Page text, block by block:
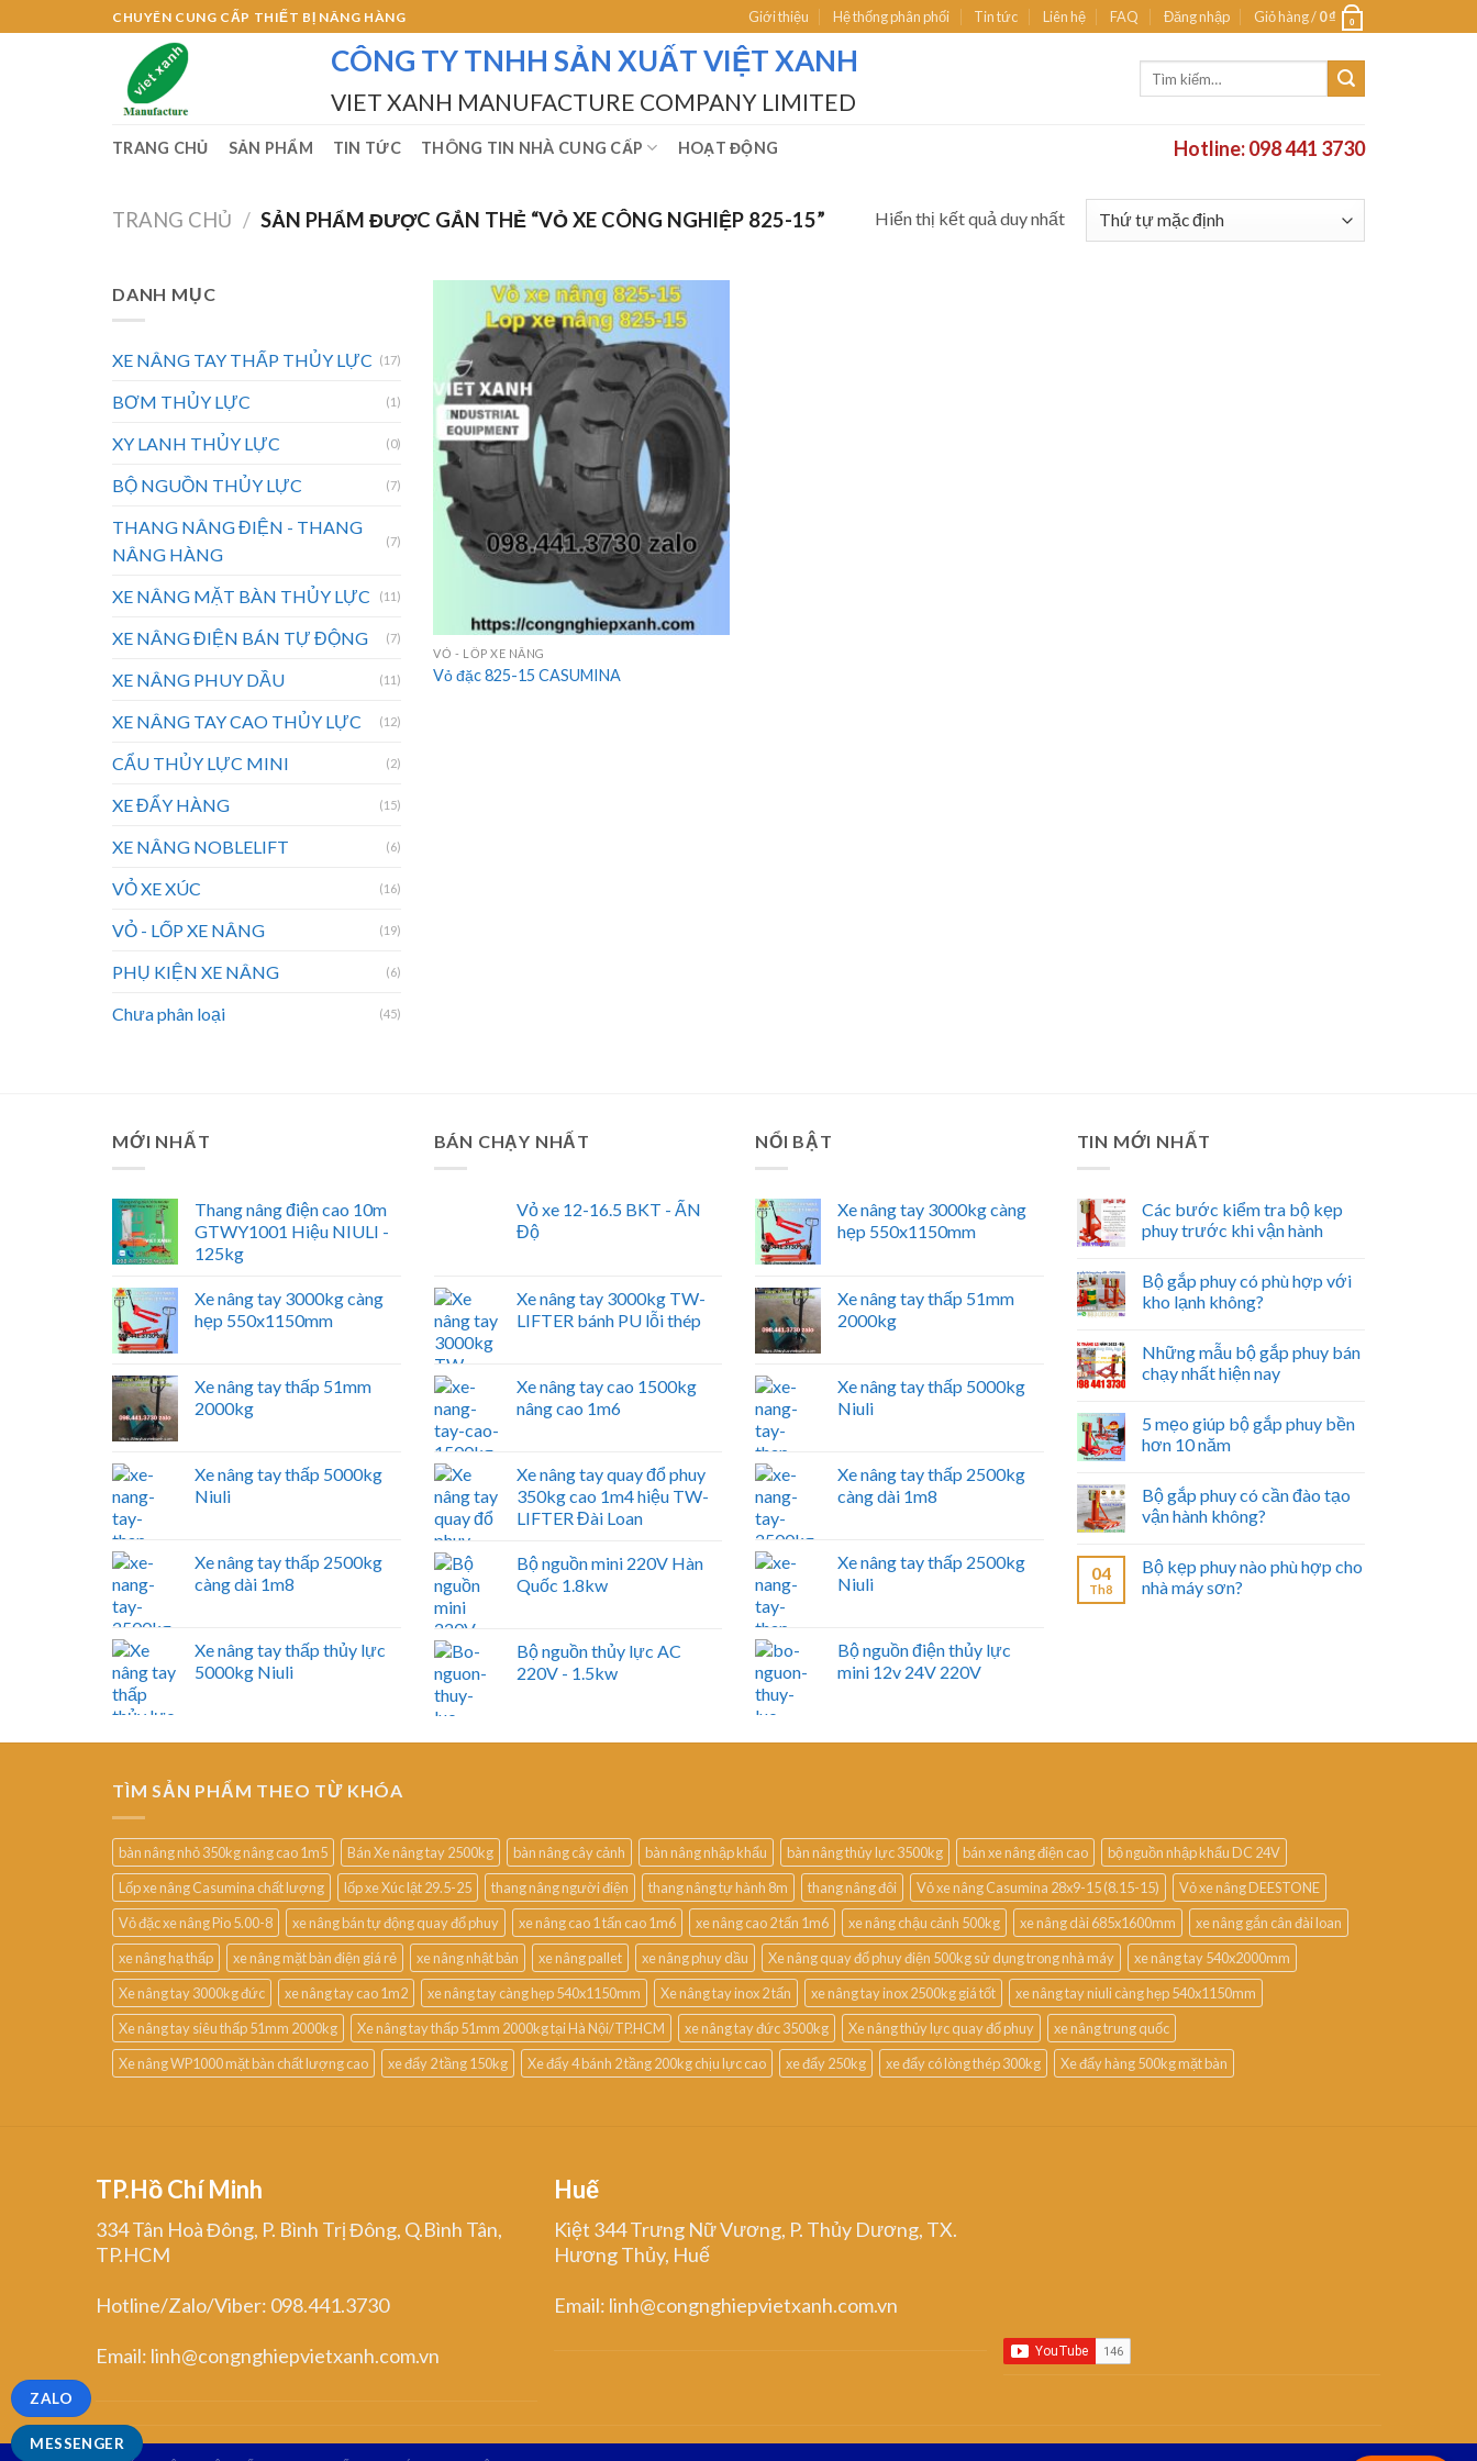
to
CHUYÊN CUNG CẤP THIẾT BỊ NÂNG HÀNG Giới thiệu Hệ thống phân phối Tin tức Liên hệ FAQ Đăng nhập Giỏ hàng /0₫ 0
CÔNG TY TNHH SẢN XUẤT VIỆT XANH
VIET XANH MANUFACTURE COMPANY LIMITED
TRANG CHỦ SẢN PHẨM TIN TỨC THÔNG TIN NHÀ CUNG CẤP HOẠT ĐỘNG Hotline: 098 441 3730
TRANG CHỦ / SẢN PHẨM ĐƯỢC GẮN THẺ “VỎ XE CÔNG NGHIỆP 825-15” Hiển thị kết quả duy nhất
DANH MỤC
XE NÂNG TAY THẤP THỦY LỰC (17)
BƠM THỦY LỰC (1)
XY LANH THỦY LỰC (0)
BỘ NGUỒN THỦY LỰC (7)
THANG NÂNG ĐIỆN - THANG
NÂNG HÀNG
(7)
XE NÂNG MẶT BÀN THỦY LỰC (11)
XE NÂNG ĐIỆN BÁN TỰ ĐỘNG (7)
XE NÂNG PHUY DẦU (11)
XE NÂNG TAY CAO THỦY LỰC (12)
CẨU THỦY LỰC MINI (2)
XE ĐẨY HÀNG (15)
XE NÂNG NOBLELIFT (6)
VỎ XE XÚC (16)
VỎ - LỐP XE NÂNG (19)
PHỤ KIỆN XE NÂNG (6)
Chưa phân loại (45)
VỎ - LỐP XE NÂNG
Vỏ đặc 825-15 CASUMINA
MỚI NHẤT
Thang nâng điện cao 10m
GTWY1001 Hiệu NIULI -
125kg
Xe nâng tay 3000kg càng
hẹp 550x1150mm
Xe nâng tay thấp 51mm
2000kg
Xe nâng tay thấp 5000kg
Niuli
Xe nâng tay thấp 2500kg
càng dài 1m8
Xe nâng tay thấp thủy lực
5000kg Niuli
BÁN CHẠY NHẤT
Vỏ xe 12-16.5 BKT - ẤN
Độ
Xe nâng tay 3000kg TW-
LIFTER bánh PU lỗi thép
Xe nâng tay cao 1500kg
nâng cao 1m6
Xe nâng tay quay đổ phuy
350kg cao 1m4 hiệu TW-
LIFTER Đài Loan
Bộ nguồn mini 220V Hàn
Quốc 1.8kw
Bộ nguồn thủy lực AC
220V - 1.5kw
NỔI BẬT
Xe nâng tay 3000kg càng
hẹp 550x1150mm
Xe nâng tay thấp 51mm
2000kg
Xe nâng tay thấp 5000kg
Niuli
Xe nâng tay thấp 2500kg
càng dài 1m8
Xe nâng tay thấp 2500kg
Niuli
Bộ nguồn điện thủy lực
mini 12v 24V 220V
TIN MỚI NHẤT
Các bước kiểm tra bộ kẹp
phuy trước khi vận hành
Bộ gắp phuy có phù hợp với
kho lạnh không?
Những mẫu bộ gắp phuy bán
chạy nhất hiện nay
5 mẹo giúp bộ gắp phuy bền
hơn 10 năm
Bộ gắp phuy có cần đào tạo
vận hành không?
04
Th8
Bộ kẹp phuy nào phù hợp cho
nhà máy sơn?
TÌM SẢN PHẨM THEO TỪ KHÓA
bàn nâng nhỏ 350kg nâng cao 1m5 Bán Xe nâng tay 2500kg bàn nâng cây cảnh bàn nâng nhập khẩu bàn nâng thủy lực 3500kg bán xe nâng điện cao
bộ nguồn nhập khẩu DC 24V
Lốp xe nâng Casumina chất lượng
lốp xe Xúc lật 29.5-25 thang nâng người điện thang nâng tự hành 8m thang nâng đôi Vỏ xe nâng Casumina 28x9-15 (8.15-15)
Vỏ xe nâng DEESTONE
Vỏ đặc xe nâng Pio 5.00-8
xe nâng bán tự động quay đổ phuy xe nâng cao 1 tấn cao 1m6 xe nâng cao 2 tấn 1m6 xe nâng chậu cảnh 500kg xe nâng dài 685x1600mm
xe nâng gắn cân đài loan
xe nâng hạ thấp
xe nâng mặt bàn điện giá rẻ xe nâng nhật bản xe nâng pallet xe nâng phuy dầu Xe nâng quay đổ phuy điện 500kg sử dụng trong nhà máy
xe nâng tay 540x2000mm
Xe nâng tay 3000kg đức
xe nâng tay cao 1m2 xe nâng tay càng hẹp 540x1150mm Xe nâng tay inox 2 tấn xe nâng tay inox 2500kg giá tốt
xe nâng tay niuli càng hẹp 540x1150mm
Xe nâng tay siêu thấp 51mm 2000kg
Xe nâng tay thấp 51mm 2000kg tại Hà Nội/TP.HCM xe nâng tay đức 3500kg Xe nâng thủy lực quay đổ phuy
xe nâng trung quốc
Xe nâng WP1000 mặt bàn chất lượng cao
xe đẩy 2 tầng 150kg Xe đẩy 4 bánh 2 tầng 200kg chịu lực cao xe đẩy 250kg xe đẩy có lòng thép 300kg Xe đẩy hàng 500kg mặt bàn
TP.Hồ Chí Minh
334 Tân Hoà Đông, P. Bình Trị Đông, Q.Bình Tân,
TP.HCM
Hotline/Zalo/Viber: 098.441.3730
Email: linh@congnghiepvietxanh.com.vn
Huế
Kiệt 344 Trưng Nữ Vương, P. Thủy Dương, TX.
Hương Thủy, Huế
Email: linh@congnghiepvietxanh.com.vn
MESSENGER
ZALO